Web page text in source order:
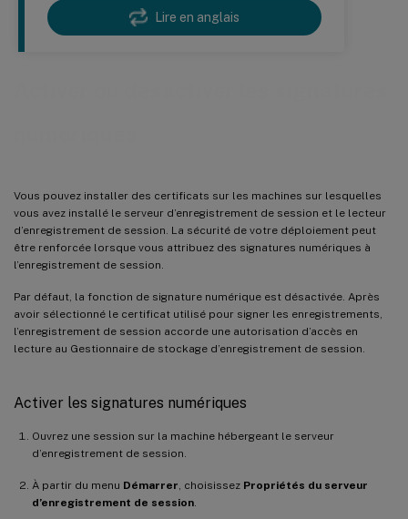
Lire en anglais
Vous pouvez installer des certificats sur les machines sur lesquelles
vous avez installé le serveur d’enregistrement de session et le lecteur
d’enregistrement de session. La sécurité de votre déploiement peut
être renforcée lorsque vous attribuez des signatures numériques à
l’enregistrement de session.
Par défaut, la fonction de signature numérique est désactivée. Après
avoir sélectionné le certificat utilisé pour signer les enregistrements,
l’enregistrement de session accorde une autorisation d’accès en
lecture au Gestionnaire de stockage d’enregistrement de session.
Activer les signatures numériques
Ouvrez une session sur la machine hébergeant le serveur
d’enregistrement de session.
À partir du menu Démarrer , choisissez Propriétés du serveur
d’enregistrement de session